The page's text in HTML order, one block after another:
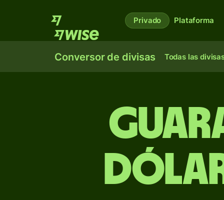
Privado Plataforma
Conversor de divisas Todas las